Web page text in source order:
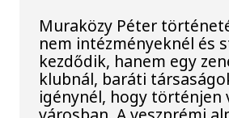
Muraközy Péter
nem intézményeknél és
kezdődik, hanem egy
klubnál, baráti
igénynél, hogy történjen